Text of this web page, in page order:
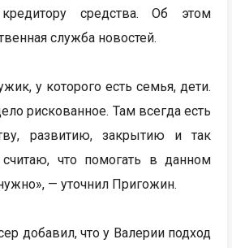
средства. Об этом
служба новостей.
у которого есть семья, дети.
рискованное. Там всегда есть
развитию, закрытию и так
что помогать в данном
— уточнил Пригожин.
добавил, что у Валерии подход